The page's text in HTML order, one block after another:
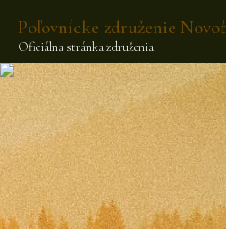
Poľovnícke združenie Novoť
Oficiálna stránka združenia